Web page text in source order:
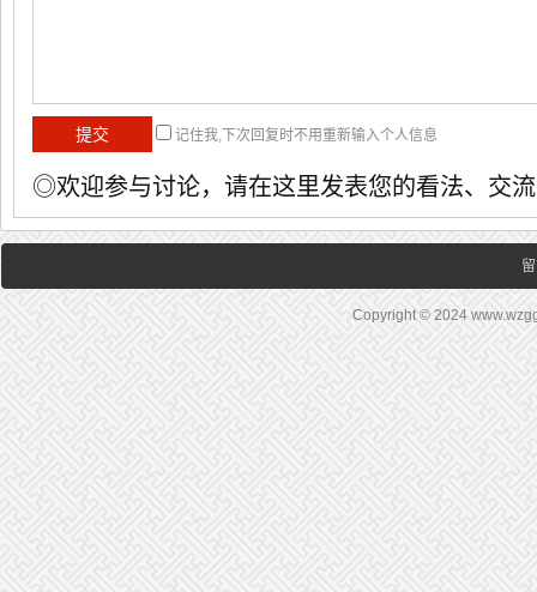
记住我,下次回复时不用重新输入个人信息
◎欢迎参与讨论，请在这里发表您的看法、交
Copyright © 2024